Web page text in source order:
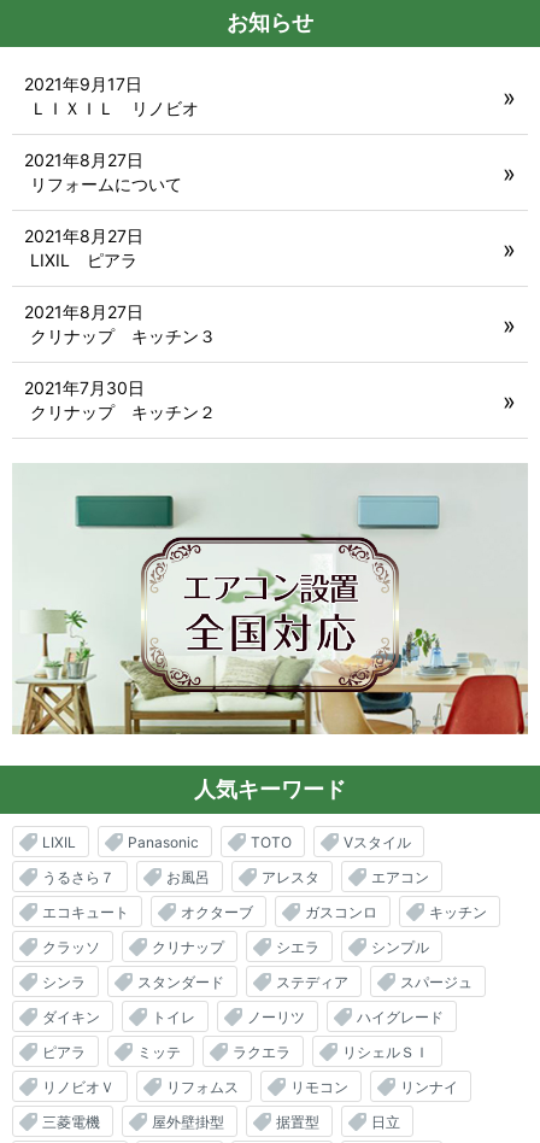
お知らせ
ＬＩＸＩＬ リノビオ
2021年9月17日
リフォームについて
2021年8月27日
LIXIL ピアラ
2021年8月27日
クリナップ キッチン３
2021年8月27日
クリナップ キッチン２
2021年7月30日
人気キーワード
LIXIL Panasonic TOTO
Vスタイル
うるさら７
お風呂 アレスタ
エアコン
エコキュート
オクターブ ガスコンロ
キッチン
クラッソ
クリナップ シエラ
シンプル
シンラ
スタンダード ステディア
スパージュ
ダイキン
トイレ ノーリツ
ハイグレード
ピアラ
ミッテ ラクエラ
リシェルＳＩ
リノビオＶ
リフォムス リモコン
リンナイ
三菱電機
屋外壁掛型 据置型
日立